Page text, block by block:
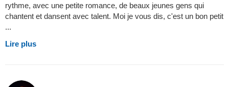
rythme, avec une petite romance, de beaux jeunes gens qui
chantent et dansent avec talent. Moi je vous dis, c'est un bon petit
...
Lire plus